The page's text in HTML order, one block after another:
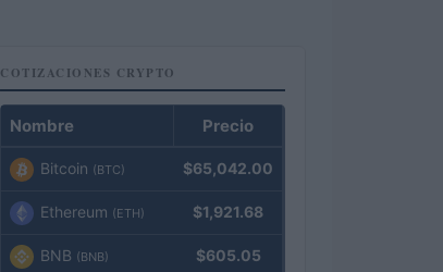
COTIZACIONES CRYPTO
Nombre Precio
Bitcoin (BTC) $65,042.00
Ethereum (ETH) $1,921.68
BNB (BNB) $605.05